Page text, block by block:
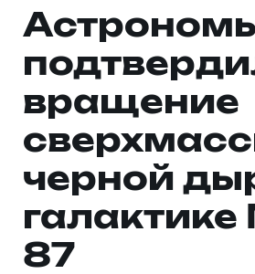
вращение
черной
галактике
87